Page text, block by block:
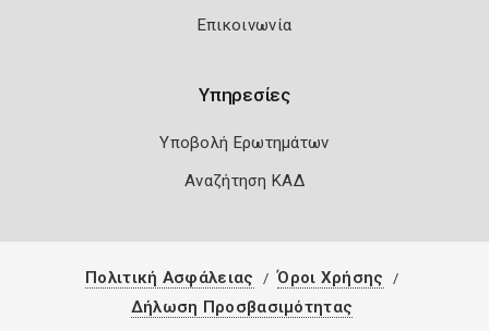
Επικοινωνία
Υπηρεσίες
Υποβολή Ερωτημάτων
Αναζήτηση ΚΑΔ
Πολιτική Ασφάλειας
Όροι Χρήσης
Δήλωση Προσβασιμότητας